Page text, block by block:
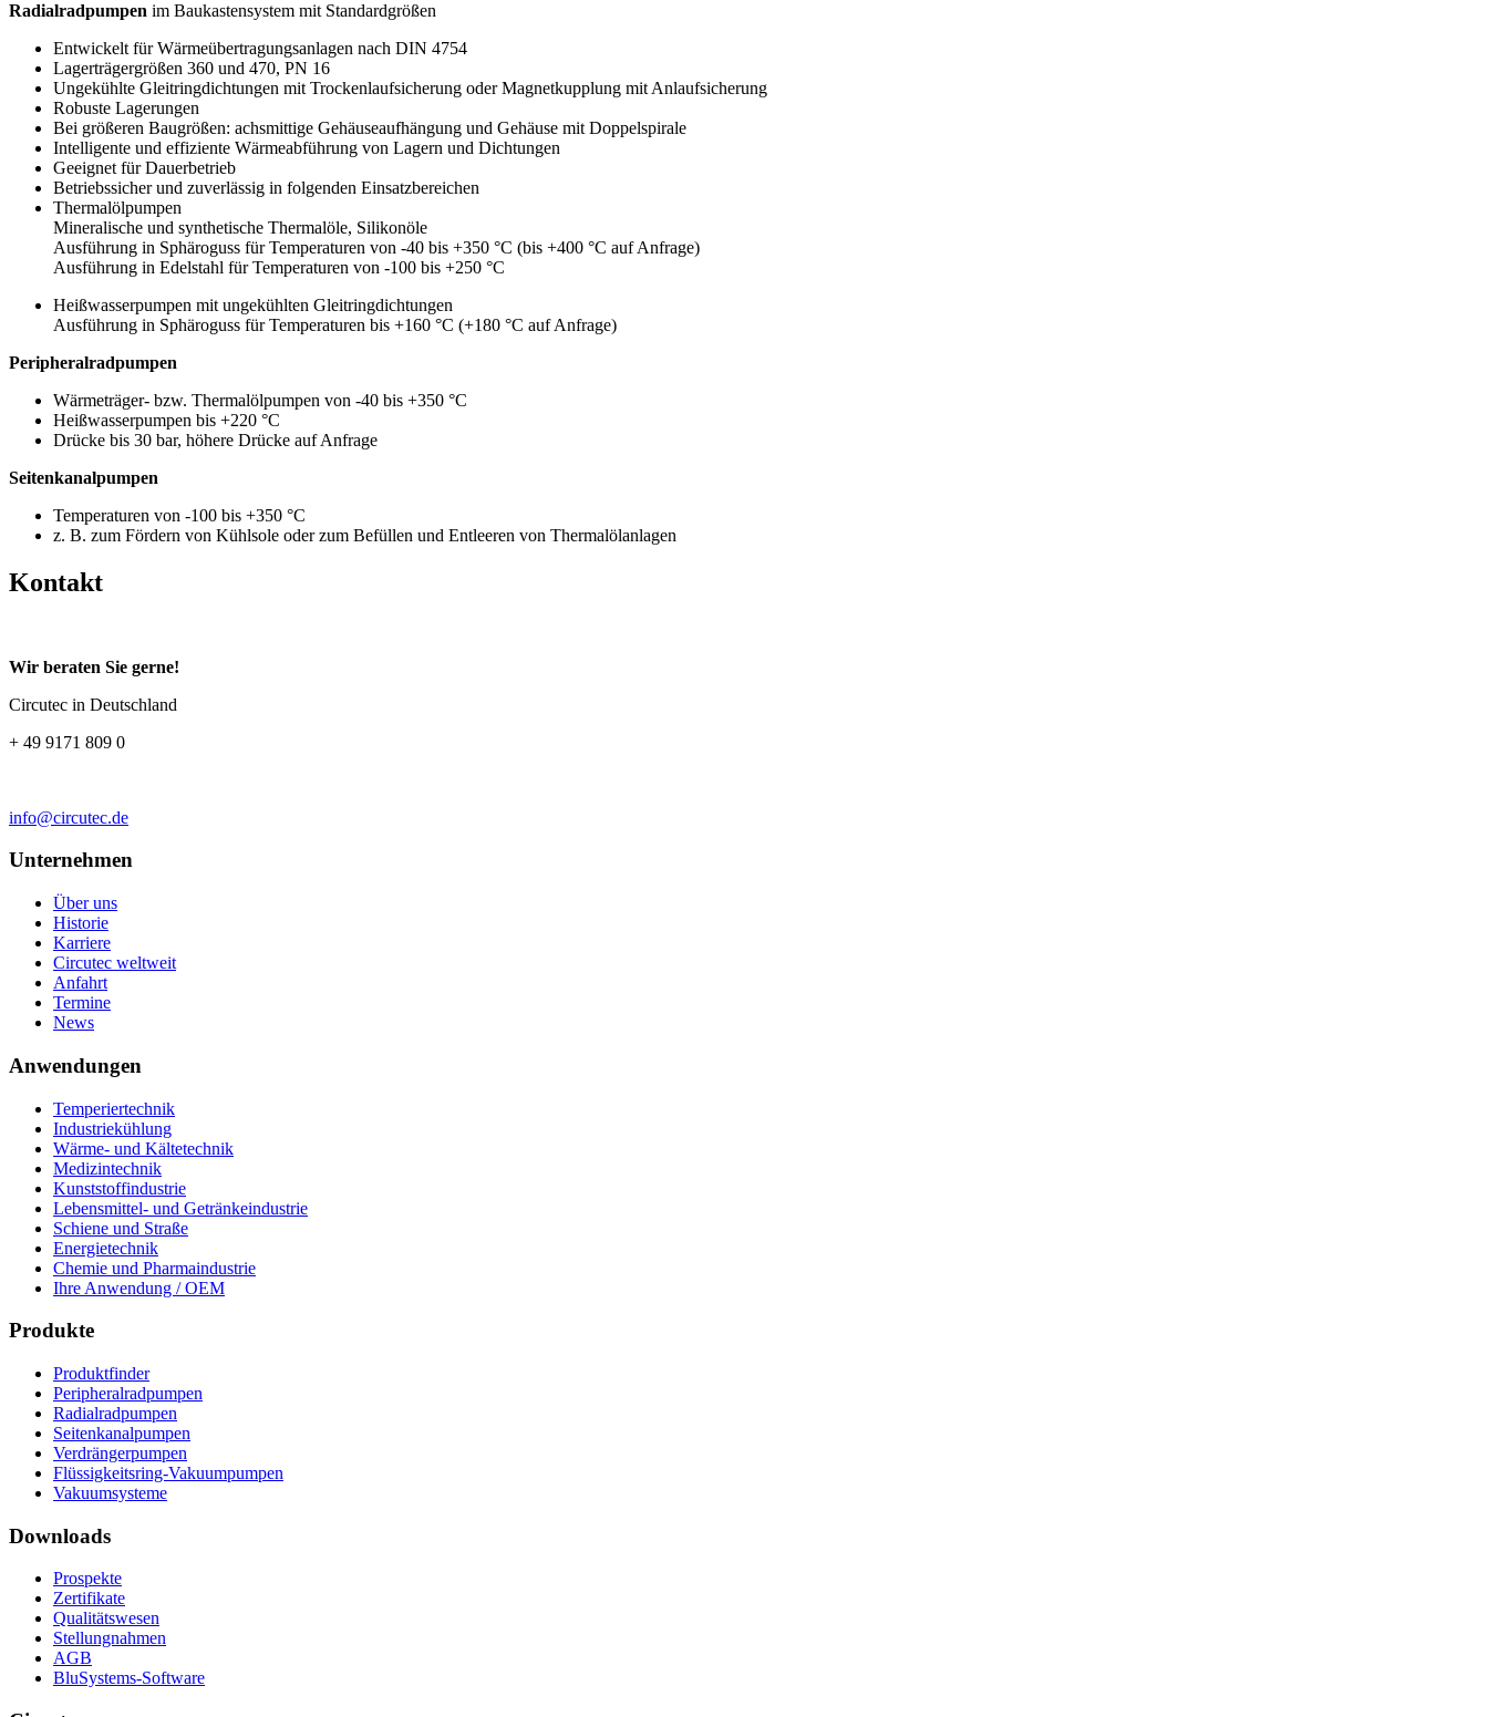
Radialradpumpen im Baukastensystem mit Standardgrößen
Entwickelt für Wärmeübertragungsanlagen nach DIN 4754
Lagerträgergrößen 360 und 470, PN 16
Ungekühlte Gleitringdichtungen mit Trockenlaufsicherung oder Magnetkupplung mit Anlaufsicherung
Robuste Lagerungen
Bei größeren Baugrößen: achsmittige Gehäuseaufhängung und Gehäuse mit Doppelspirale
Intelligente und effiziente Wärmeabführung von Lagern und Dichtungen
Geeignet für Dauerbetrieb
Betriebssicher und zuverlässig in folgenden Einsatzbereichen
Thermalölpumpen
Mineralische und synthetische Thermalöle, Silikonöle
Ausführung in Sphäroguss für Temperaturen von -40 bis +350 °C (bis +400 °C auf Anfrage)
Ausführung in Edelstahl für Temperaturen von -100 bis +250 °C
Heißwasserpumpen mit ungekühlten Gleitringdichtungen
Ausführung in Sphäroguss für Temperaturen bis +160 °C (+180 °C auf Anfrage)
Peripheralradpumpen
Wärmeträger- bzw. Thermalölpumpen von -40 bis +350 °C
Heißwasserpumpen bis +220 °C
Drücke bis 30 bar, höhere Drücke auf Anfrage
Seitenkanalpumpen
Temperaturen von -100 bis +350 °C
z. B. zum Fördern von Kühlsole oder zum Befüllen und Entleeren von Thermalölanlagen
Kontakt
Wir beraten Sie gerne!
Circutec in Deutschland
+ 49 9171 809 0
info@circutec.de
Unternehmen
Über uns
Historie
Karriere
Circutec weltweit
Anfahrt
Termine
News
Anwendungen
Temperiertechnik
Industriekühlung
Wärme- und Kältetechnik
Medizintechnik
Kunststoffindustrie
Lebensmittel- und Getränkeindustrie
Schiene und Straße
Energietechnik
Chemie und Pharmaindustrie
Ihre Anwendung / OEM
Produkte
Produktfinder
Peripheralradpumpen
Radialradpumpen
Seitenkanalpumpen
Verdrängerpumpen
Flüssigkeitsring-Vakuumpumpen
Vakuumsysteme
Downloads
Prospekte
Zertifikate
Qualitätswesen
Stellungnahmen
AGB
BluSystems-Software